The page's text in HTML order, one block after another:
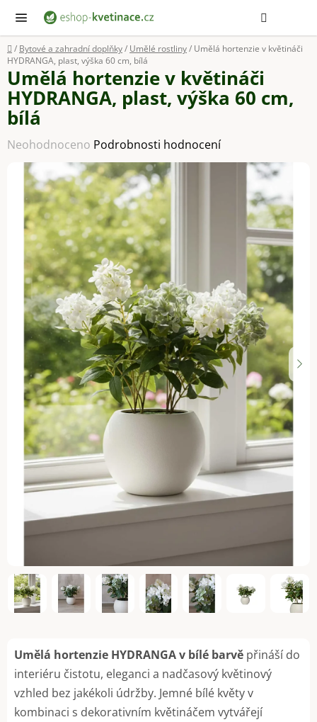
obsah
Domů
/ Bytové a zahradní doplňky/ Umělé rostliny/ Umělá hortenzie v květináči
HYDRANGA, plast, výška 60 cm, bílá
Umělá hortenzie HYDRANGA v bílé barvě přináší do
interiéru čistotu, eleganci a nadčasový květinový
vzhled bez jakékoli údržby. Jemné bílé květy v
kombinaci s dekorativním květináčem vytvářejí
Umělá hortenzie v květináči
HYDRANGA, plast, výška 60 cm,
bílá
Průměrné
hodnocení
produktu
hvězdiček.
Neohodnoceno Podrobnosti hodnocení